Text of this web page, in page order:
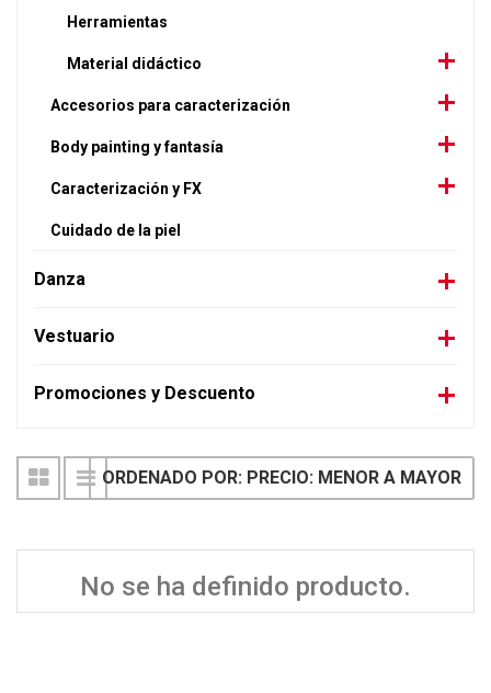
Herramientas
Material didáctico
Accesorios para caracterización
Body painting y fantasía
Caracterización y FX
Cuidado de la piel
Danza
Vestuario
Promociones y Descuento
ORDENADO POR: PRECIO: MENOR A MAYOR
No se ha definido producto.